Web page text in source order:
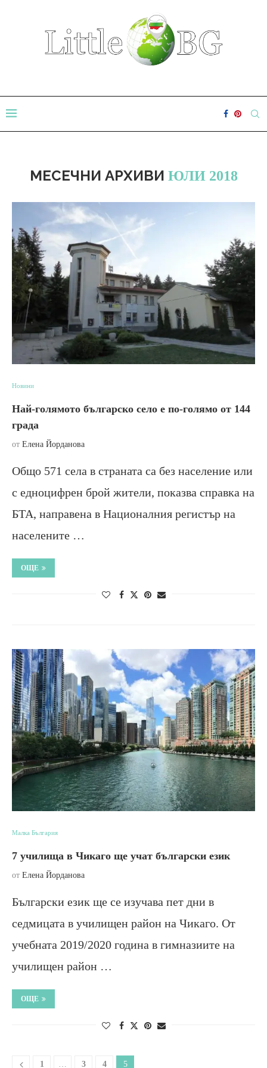
МЕСЕЧНИ АРХИВИ ЮЛИ 2018
Новини
Най-голямото българско село е по-голямо от 144
града
от Елена Йорданова
Общо 571 села в страната са без население или
с едноцифрен брой жители, показва справка на
БТА, направена в Националния регистър на
населените …
ОЩЕ
Малка България
7 училища в Чикаго ще учат български език
от Елена Йорданова
Български език ще се изучава пет дни в
седмицата в училищен район на Чикаго. От
учебната 2019/2020 година в гимназиите на
училищен район …
ОЩЕ
1 3 4 5